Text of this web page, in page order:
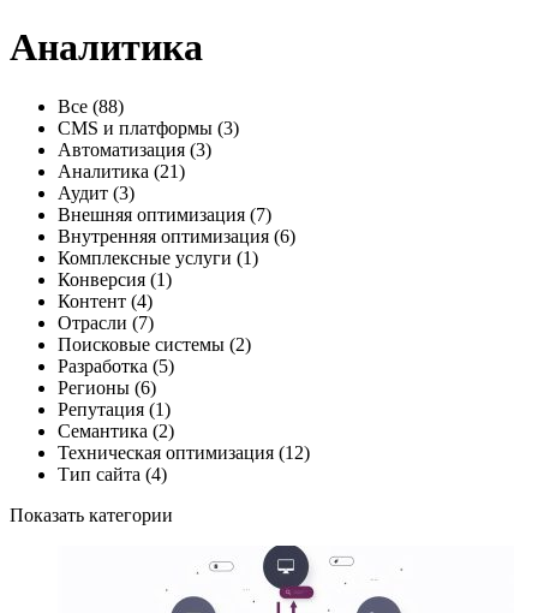
Аналитика
Все (88)
CMS и платформы (3)
Автоматизация (3)
Аналитика (21)
Аудит (3)
Внешняя оптимизация (7)
Внутренняя оптимизация (6)
Комплексные услуги (1)
Конверсия (1)
Контент (4)
Отрасли (7)
Поисковые системы (2)
Разработка (5)
Регионы (6)
Репутация (1)
Семантика (2)
Техническая оптимизация (12)
Тип сайта (4)
Показать категории